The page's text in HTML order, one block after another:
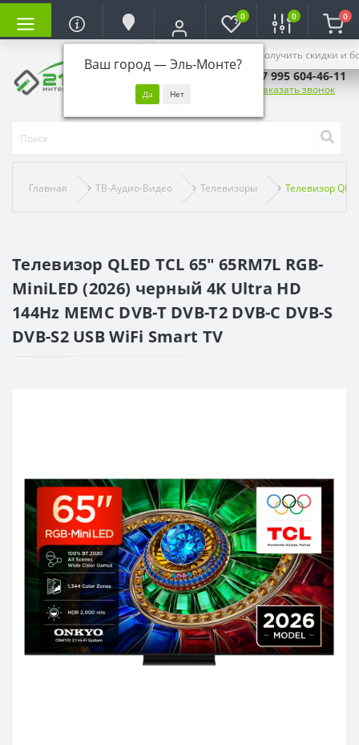
Ваш город —Эль-Монте?
Войдите, чтобы получить скидки и
0 0 0
+7 995 604-46-11
Заказать звонок
Главная ТВ-Аудио-Видео Телевизоры Телевизор
Телевизор QLED TCL 65" 65RM7L RGB-
MiniLED (2026) черный 4K Ultra HD
144Hz MEMC DVB-T DVB-T2 DVB-C DVB-S
DVB-S2 USB WiFi Smart TV